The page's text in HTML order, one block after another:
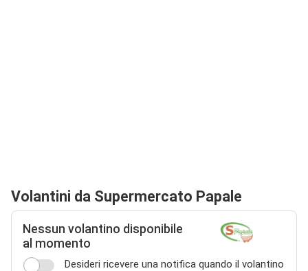
Volantini da Supermercato Papale
Nessun volantino disponibile
al momento
Desideri ricevere una notifica quando il volantino